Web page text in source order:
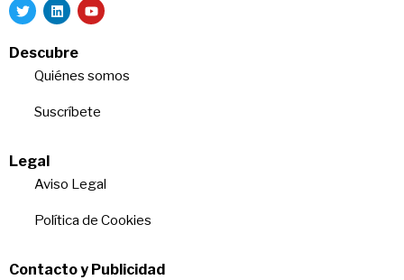
Descubre
Quiénes somos
Suscríbete
Legal
Aviso Legal
Política de Cookies
Contacto y Publicidad